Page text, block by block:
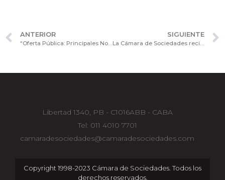
ANTERIOR
“Oferta Pública: Principales Novedades Regulatorias” es la Sesión II de la Jornada de Actualización “Oferta Pública y Mercado de Capitales”
SIGUIENTE
La Cámara de Sociedades recibió a representantes de la Corte Permanente de Arbitraje en la República Argentina
Libertad 1340, PB - C1016ABB - CABA
Tel: 011 4010 7701
camaradesociedades@camaradesociedades.com
Copyright 1998-2023 Cámara de Sociedades. Todos los
derechos reservados.